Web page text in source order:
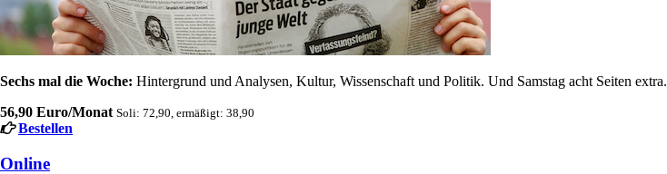
Sechs mal die Woche: Hintergrund und Analysen, Kultur, Wissenschaft und Politik. Und Samstag acht Seiten extra.
56,90 Euro/Monat Soli: 72,90, ermäßigt: 38,90
Bestellen
Online